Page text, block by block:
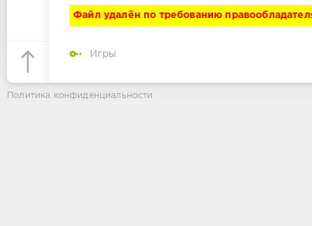
Файл удалён по требованию
Игры
Политика конфиденциальности